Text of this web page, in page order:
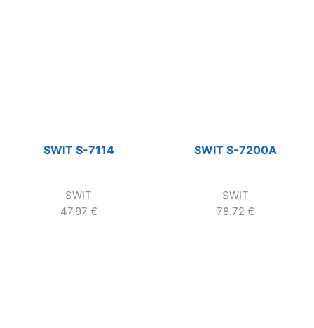
SWIT S-7114
SWIT
47.97 €
SWIT S-7200A
SWIT
78.72 €